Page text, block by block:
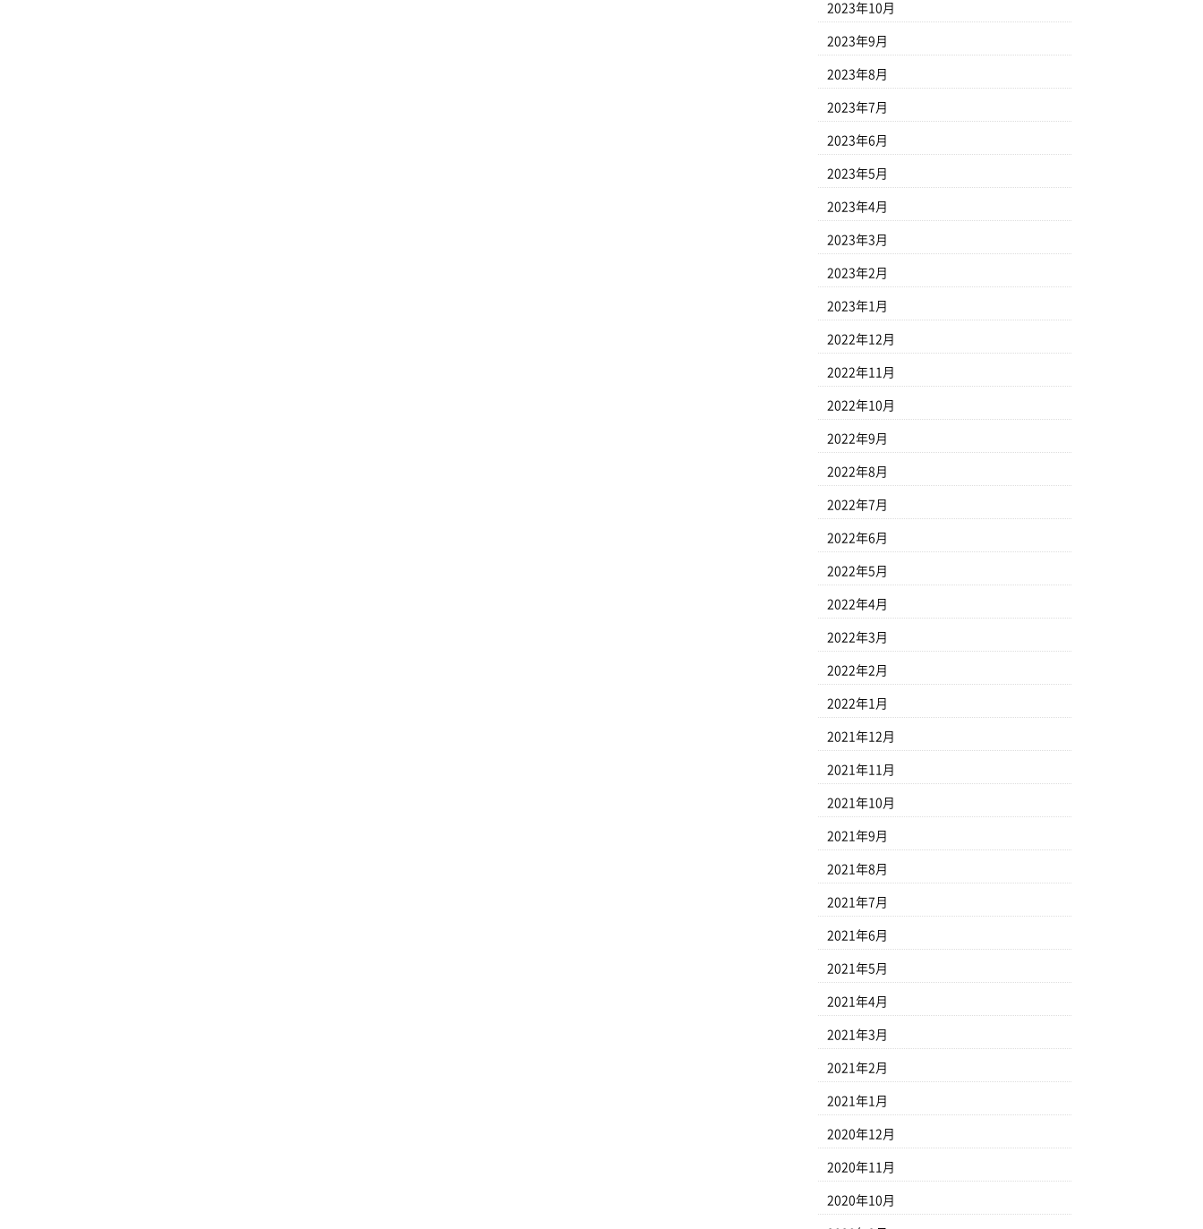
2023年10月
2023年9月
2023年8月
2023年7月
2023年6月
2023年5月
2023年4月
2023年3月
2023年2月
2023年1月
2022年12月
2022年11月
2022年10月
2022年9月
2022年8月
2022年7月
2022年6月
2022年5月
2022年4月
2022年3月
2022年2月
2022年1月
2021年12月
2021年11月
2021年10月
2021年9月
2021年8月
2021年7月
2021年6月
2021年5月
2021年4月
2021年3月
2021年2月
2021年1月
2020年12月
2020年11月
2020年10月